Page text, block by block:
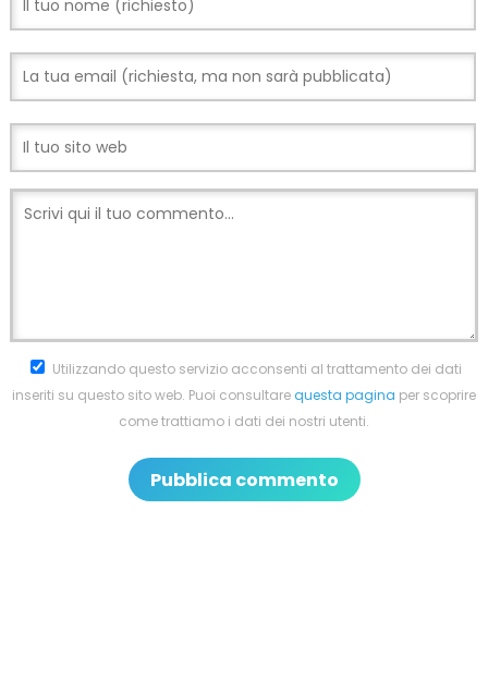
Utilizzando questo servizio acconsenti al trattamento dei dati
inseriti su questo sito web. Puoi consultarequesta pagina per scoprire
come trattiamo i dati dei nostri utenti.